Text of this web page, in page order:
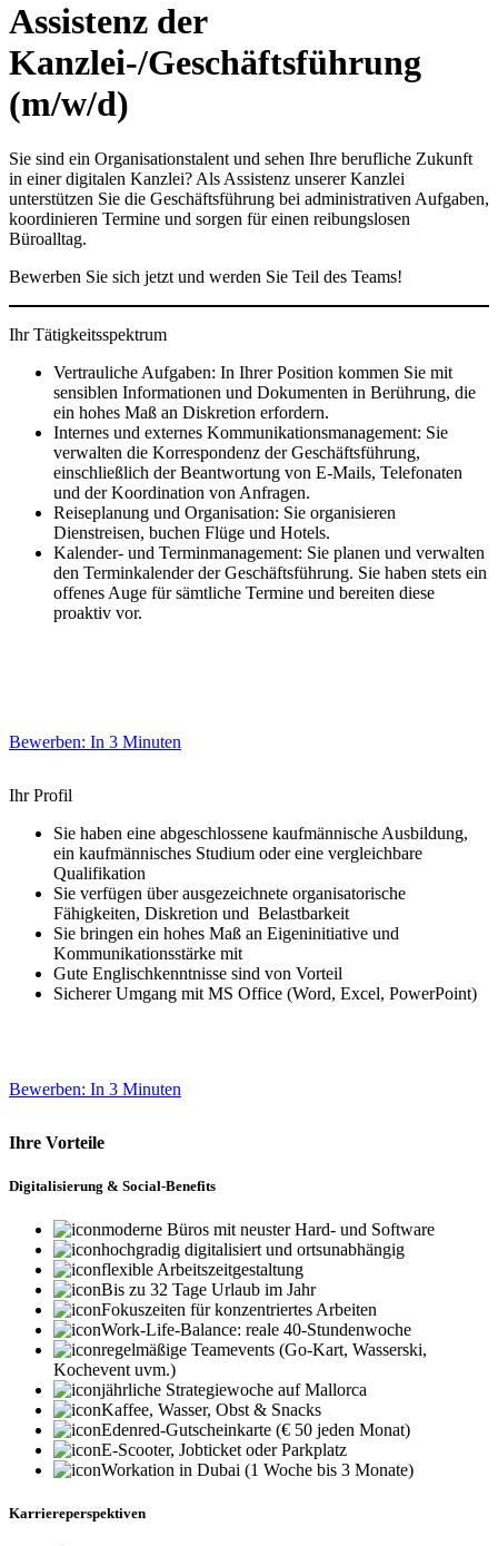
Assistenz der
Kanzlei-/Geschäftsführung
(m/w/d)
Sie sind ein Organisationstalent und sehen Ihre berufliche Zukunft
in einer digitalen Kanzlei? Als Assistenz unserer Kanzlei
unterstützen Sie die Geschäftsführung bei administrativen Aufgaben,
koordinieren Termine und sorgen für einen reibungslosen
Büroalltag.
Bewerben Sie sich jetzt und werden Sie Teil des Teams!
Ihr Tätigkeitsspektrum
Vertrauliche Aufgaben: In Ihrer Position kommen Sie mit
sensiblen Informationen und Dokumenten in Berührung, die
ein hohes Maß an Diskretion erfordern.
Internes und externes Kommunikationsmanagement: Sie
verwalten die Korrespondenz der Geschäftsführung,
einschließlich der Beantwortung von E-Mails, Telefonaten
und der Koordination von Anfragen.
Reiseplanung und Organisation: Sie organisieren
Dienstreisen, buchen Flüge und Hotels.
Kalender- und Terminmanagement: Sie planen und verwalten
den Terminkalender der Geschäftsführung. Sie haben stets ein
offenes Auge für sämtliche Termine und bereiten diese
proaktiv vor.
Bewerben: In 3 Minuten
Ihr Profil
Sie haben eine abgeschlossene kaufmännische Ausbildung,
ein kaufmännisches Studium oder eine vergleichbare
Qualifikation
Sie verfügen über ausgezeichnete organisatorische
Fähigkeiten, Diskretion und Belastbarkeit
Sie bringen ein hohes Maß an Eigeninitiative und
Kommunikationsstärke mit
Gute Englischkenntnisse sind von Vorteil
Sicherer Umgang mit MS Office (Word, Excel, PowerPoint)
Bewerben: In 3 Minuten
Ihre Vorteile
Digitalisierung & Social-Benefits
moderne Büros mit neuster Hard- und Software
hochgradig digitalisiert und ortsunabhängig
flexible Arbeitszeitgestaltung
Bis zu 32 Tage Urlaub im Jahr
Fokuszeiten für konzentriertes Arbeiten
Work-Life-Balance: reale 40-Stundenwoche
regelmäßige Teamevents (Go-Kart, Wasserski,
Kochevent uvm.)
jährliche Strategiewoche auf Mallorca
Kaffee, Wasser, Obst & Snacks
Edenred-Gutscheinkarte (€ 50 jeden Monat)
E-Scooter, Jobticket oder Parkplatz
Workation in Dubai (1 Woche bis 3 Monate)
Karriereperspektiven